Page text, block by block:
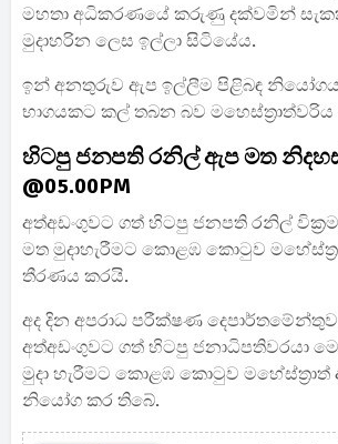
මහතා අධිකරණයේ කරුණු දක්වමින්
මුදාහරින ලෙස ඉල්ලා සිටියේය.
ඉන් අනතුරුව ඇප ඉල්ලීම පිළිබඳ නියෝගය
භාගයකට කල් තබන බව
හිටපු ජනපති රනිල් ඇප මත නිදහස්
@05.00PM
අත්අඩංගුවට ගත් හිටපු ජනපති රනිල්
මත මුදාහැරීමට කොළඹ කොටුව
තීරණය කරයි.
අද දින අපරාධ පරීක්ෂණ
අත්අඩංගුවට ගත් හිටපු ජනාධිපතිවරයා
මුදා හැරීමට කොළඹ කොටුව
නියෝග කර තිබේ.